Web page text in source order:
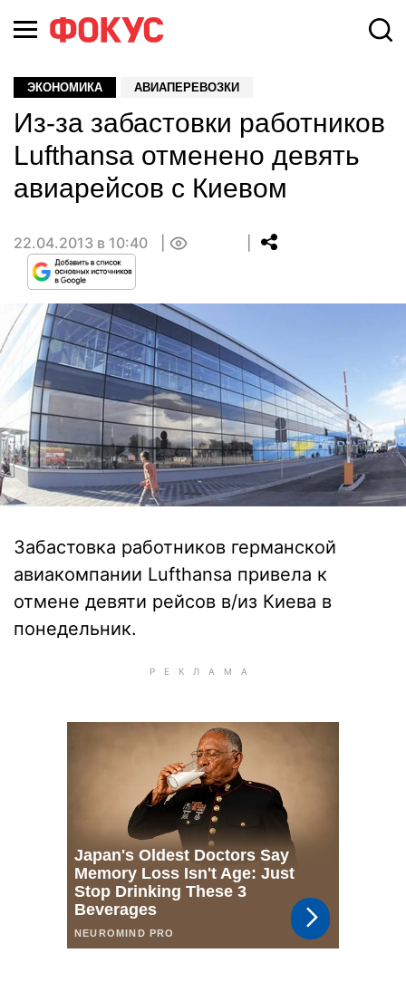
ЭКОНОМИКА АВИАПЕРЕВОЗКИ
Из-за забастовки работников
Lufthansa отменено девять
авиарейсов с Киевом
22.04.2013 в 10:40
Забастовка работников германской
авиакомпании Lufthansa привела к
отмене девяти рейсов в/из Киева в
понедельник.